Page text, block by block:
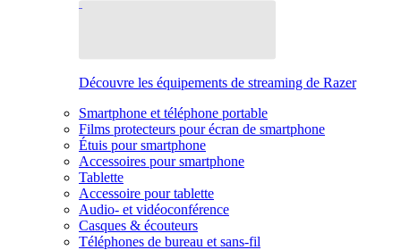
Découvre les équipements de streaming de Razer
Smartphone et téléphone portable
Films protecteurs pour écran de smartphone
Étuis pour smartphone
Accessoires pour smartphone
Tablette
Accessoire pour tablette
Audio- et vidéoconférence
Casques & écouteurs
Téléphones de bureau et sans-fil